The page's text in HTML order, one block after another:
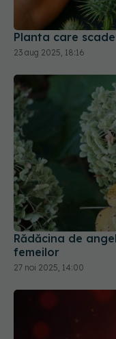
Planta care
23 aug 2025, 18:16
Rădăcina de
femeilor
27 noi 2025, 14:00